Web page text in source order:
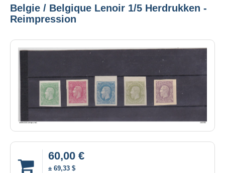
Belgie / Belgique Lenoir 1/5 Herdrukken -
Reimpression
60,00 €
± 69,33 $